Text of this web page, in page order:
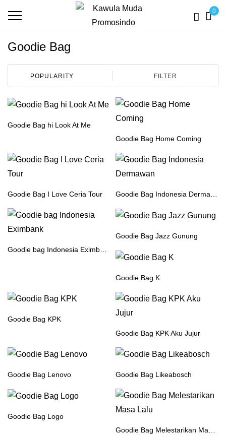
0
Goodie Bag
FILTER
Goodie Bag hi Look At Me
Goodie Bag Home Coming
Goodie Bag I Love Ceria Tour
Goodie Bag Jazz Gunung
Goodie Bag K
Goodie Bag KPK
Goodie Bag KPK Aku Jujur
Goodie Bag Lenovo Goodie Bag Likeabosch
Goodie Bag Logo
Goodie Bag Melestarikan Masa Lalu